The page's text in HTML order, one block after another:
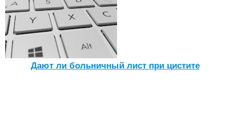
Дают ли больничный лист при цистите